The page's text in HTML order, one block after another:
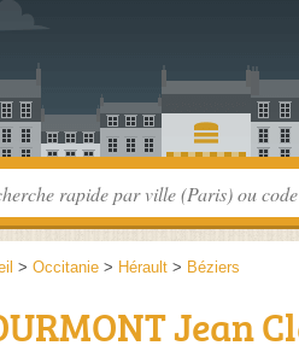
> Occitanie > Hérault > Béziers
Jean